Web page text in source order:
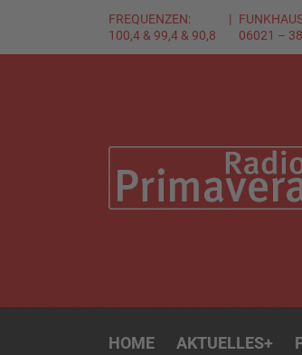
FREQUENZEN:
100,4 & 99,4 & 90,8
06021 –
HOME AKTUELLES+